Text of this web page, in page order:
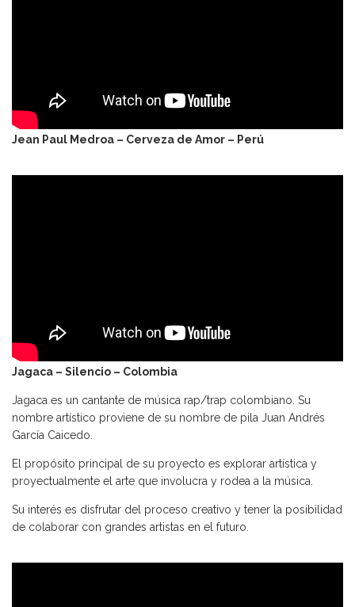
Jean Paul Medroa – Cerveza de Amor – Perú
Jagaca – Silencio – Colombia
Jagaca es un cantante de música rap/trap colombiano. Su
nombre artístico proviene de su nombre de pila Juan Andrés
García Caicedo.
El propósito principal de su proyecto es explorar artística y
proyectualmente el arte que involucra y rodea a la música.
Su interés es disfrutar del proceso creativo y tener la posibilidad
de colaborar con grandes artistas en el futuro.